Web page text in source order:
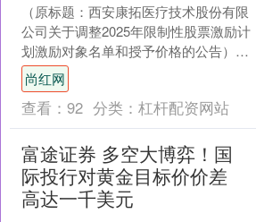
（原标题：西安康拓医疗技术股份有限
公司关于调整2025年限制性股票激励计
划激励对象名单和授予价格的公告）尚
红网 证券代码：688314 证券简称：康拓
医疗 公告....
尚红网
查看： 92 分类： 杠杆配资网站
富途证券 多空大博弈！国
际投行对黄金目标价价差
高达一千美元